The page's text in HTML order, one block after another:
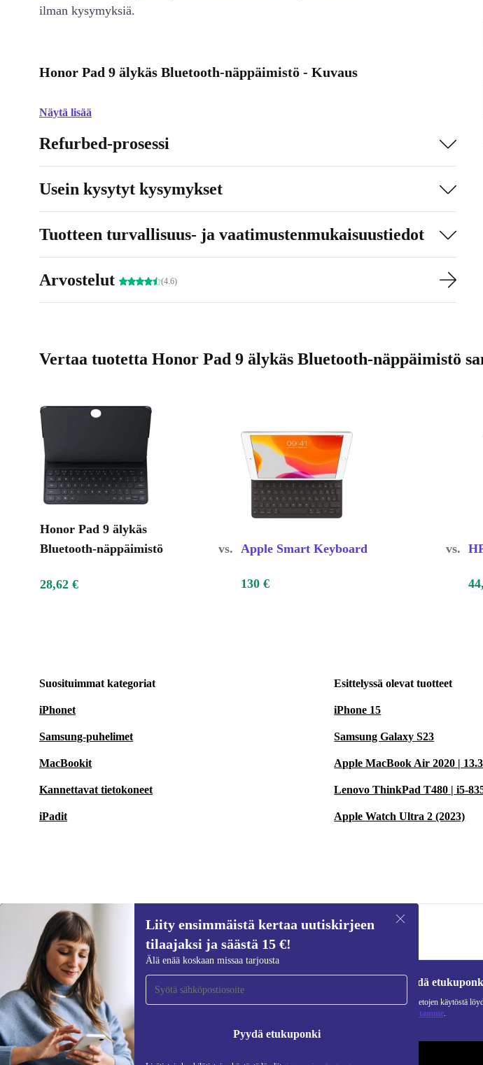
ilman kysymyksiä.
Honor Pad 9 älykäs Bluetooth-näppäimistö - Kuvaus
Näytä lisää
Refurbed-prosessi
Usein kysytyt kysymykset
Tuotteen turvallisuus- ja vaatimustenmukaisuustiedot
Arvostelut (4.6)
Vertaa tuotetta Honor Pad 9 älykäs Bluetooth-näppäimistö
Honor Pad 9 älykäs
Bluetooth-näppäimistö
vs. Apple Smart Keyboard vs.
28,62 € 130 €
Suosituimmat kategoriat
iPhonet
Samsung-puhelimet
MacBookit
Kannettavat tietokoneet
iPadit
Esittelyssä olevat tuotteet
iPhone 15
Samsung Galaxy S23
Apple MacBook Air 2020 |
Lenovo ThinkPad T480 | i5-
Apple Watch Ultra 2 (2023)
28,62 €59,90 €
Liity ensimmäistä kertaa uutiskirjeen
tilaajaksi ja säästä 15 €!
Älä enää koskaan missaa tarjousta
Pyydä etukuponki
Liity ensimmäistä kertaa uutiskirjeen
tilaajaksi ja säästä 15 €!
Älä missaa enää yhtäkään tarjousta.
Pyydä
Lisätietoja henkilötietojen käytöstä
tietosuojaselosteestamme.